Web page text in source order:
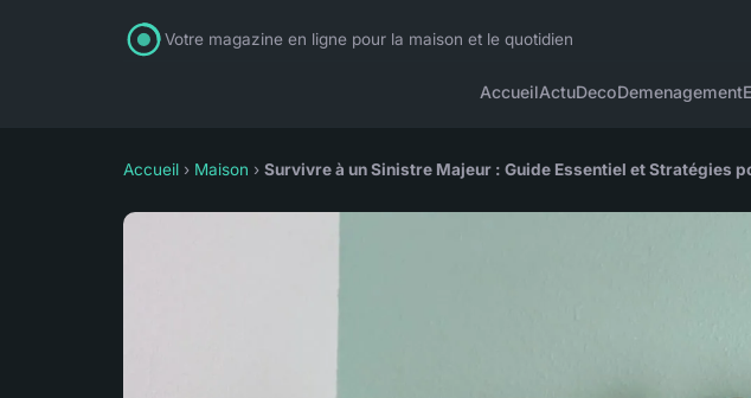
Votre magazine en ligne pour la maison et le quotidien
AccueilActuDecoDemenagement
Accueil › Maison › Survivre à un Sinistre Majeur : Guide Essentiel et Stratégies